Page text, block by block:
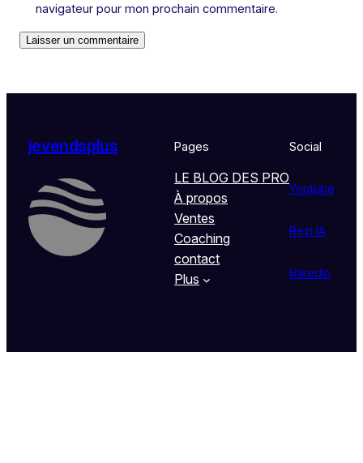
navigateur pour mon prochain commentaire.
jevendsplus Pages
LE BLOG DES PRO
À propos
Ventes
Coaching
contact
Plus
Social
Youtube
Rezi IA
linkedin